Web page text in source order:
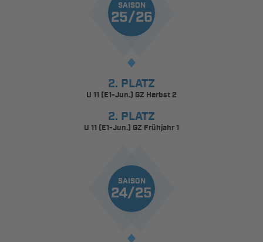
SAISON
25/26
2. PLATZ
U 11 (E1-Jun.) GZ Herbst 2
2. PLATZ
U 11 (E1-Jun.) GZ Frühjahr 1
SAISON
24/25